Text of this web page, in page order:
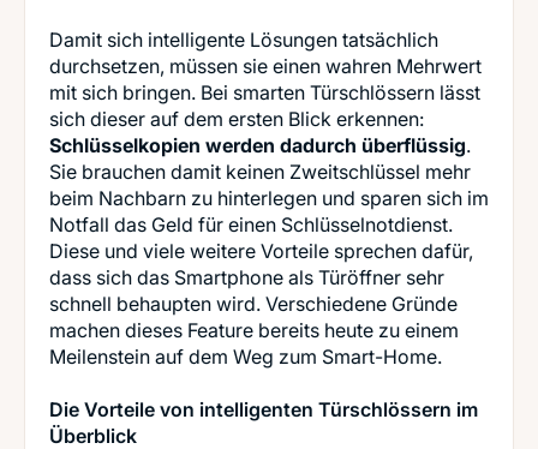
Damit sich intelligente Lösungen tatsächlich
durchsetzen, müssen sie einen wahren Mehrwert
mit sich bringen. Bei smarten Türschlössern lässt
sich dieser auf dem ersten Blick erkennen:
Schlüsselkopien werden dadurch überflüssig.
Sie brauchen damit keinen Zweitschlüssel mehr
beim Nachbarn zu hinterlegen und sparen sich im
Notfall das Geld für einen Schlüsselnotdienst.
Diese und viele weitere Vorteile sprechen dafür,
dass sich das Smartphone als Türöffner sehr
schnell behaupten wird. Verschiedene Gründe
machen dieses Feature bereits heute zu einem
Meilenstein auf dem Weg zum Smart-Home.
Die Vorteile von intelligenten Türschlössern im
Überblick